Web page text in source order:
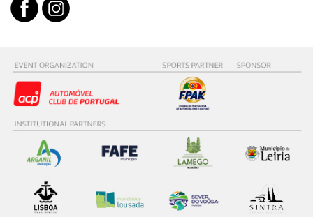
necessário no contexto dos serviços a prestar.
tecnologias similares pode ter impacto na sua
experiência de navegação no Website e nos serviços
disponibilizados.
Consulte a política de cookies do site.